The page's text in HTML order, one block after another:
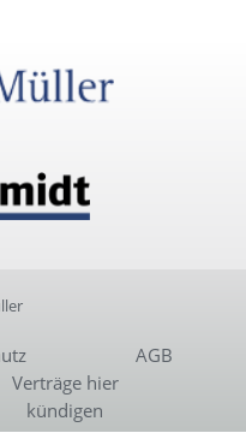
AGB
Verträge hier
kündigen